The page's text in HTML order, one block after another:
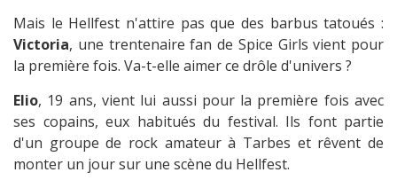
Mais le Hellfest n'attire pas que des barbus tatoués :
Victoria, une trentenaire fan de Spice Girls vient pour
la première fois. Va-t-elle aimer ce drôle d'univers ?
Elio, 19 ans, vient lui aussi pour la première fois avec
ses copains, eux habitués du festival. Ils font partie
d'un groupe de rock amateur à Tarbes et rêvent de
monter un jour sur une scène du Hellfest.